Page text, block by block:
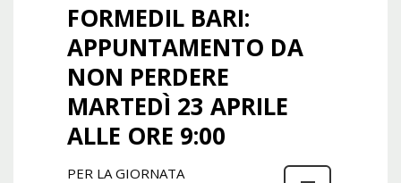
FORMEDIL BARI:
APPUNTAMENTO DA
NON PERDERE
MARTEDÌ 23 APRILE
ALLE ORE 9:00
PER LA GIORNATA